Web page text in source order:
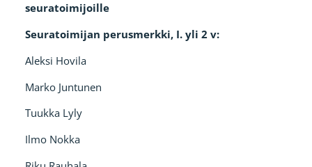
seuratoimijoille
Seuratoimijan perusmerkki, I. yli 2 v:
Aleksi Hovila
Marko Juntunen
Tuukka Lyly
Ilmo Nokka